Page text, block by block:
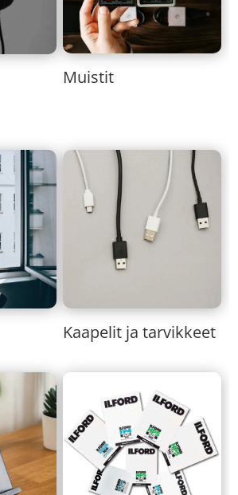
Muistit
Kaapelit ja tarvikkeet